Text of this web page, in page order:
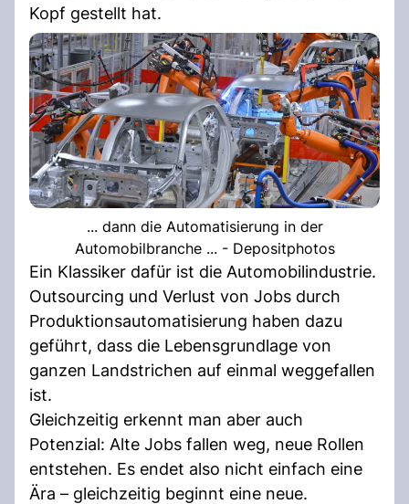
Kopf gestellt hat.
... dann die Automatisierung in der
Automobilbranche ... - Depositphotos
Ein Klassiker dafür ist die Automobilindustrie.
Outsourcing und Verlust von Jobs durch
Produktionsautomatisierung haben dazu
geführt, dass die Lebensgrundlage von
ganzen Landstrichen auf einmal weggefallen
ist.
Gleichzeitig erkennt man aber auch
Potenzial: Alte Jobs fallen weg, neue Rollen
entstehen. Es endet also nicht einfach eine
Ära – gleichzeitig beginnt eine neue.